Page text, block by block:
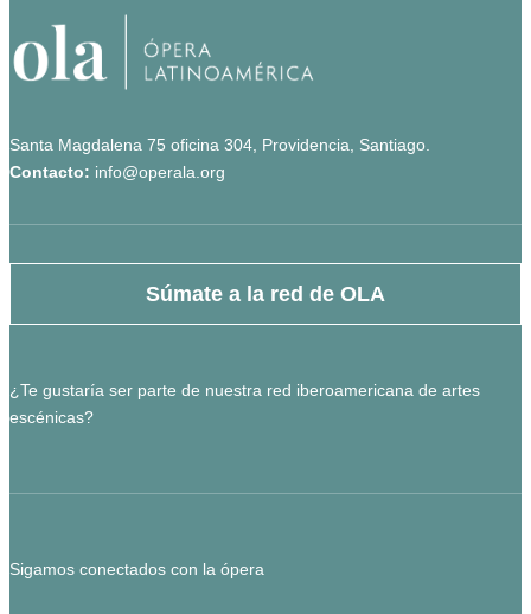
Santa Magdalena 75 oficina 304, Providencia, Santiago.
Contacto: info@operala.org
Súmate a la red de OLA
¿Te gustaría ser parte de nuestra red iberoamericana de artes
escénicas?
Sigamos conectados con la ópera